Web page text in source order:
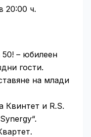
20:00 ч.
– юбилеен
гости.
на млади
Квинтет и R.S.